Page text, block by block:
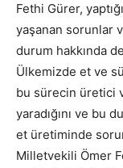
Fethi Gürer,
yaşanan sorunlar
durum hakkında
Ülkemizde et ve
bu sürecin üretici
yaradığını ve bu
et üretiminde
Milletvekili Ömer